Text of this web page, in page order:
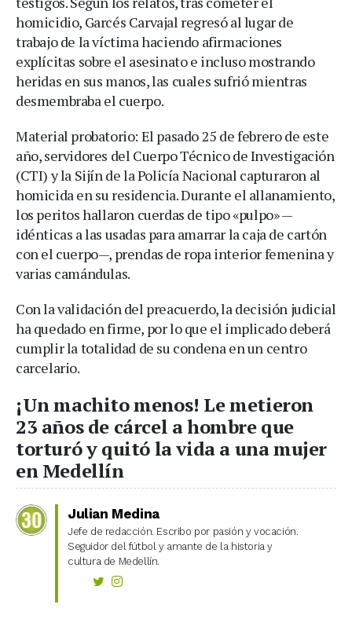
homicidio, Garcés Carvajal regresó al lugar de
trabajo de la víctima haciendo afirmaciones
explícitas sobre el asesinato e incluso mostrando
heridas en sus manos, las cuales sufrió mientras
desmembraba el cuerpo.
Material probatorio: El pasado 25 de febrero de este
año, servidores del Cuerpo Técnico de Investigación
(CTI) y la Sijín de la Policía Nacional capturaron al
homicida en su residencia. Durante el allanamiento,
los peritos hallaron cuerdas de tipo «pulpo» —
idénticas a las usadas para amarrar la caja de cartón
con el cuerpo—, prendas de ropa interior femenina y
varias camándulas.
Con la validación del preacuerdo, la decisión judicial
ha quedado en firme, por lo que el implicado deberá
cumplir la totalidad de su condena en un centro
carcelario.
¡Un machito menos! Le metieron
23 años de cárcel a hombre que
torturó y quitó la vida a una mujer
en Medellín
Julian Medina
Jefe de redacción. Escribo por pasión y vocación.
Seguidor del fútbol y amante de la historia y
cultura de Medellín.